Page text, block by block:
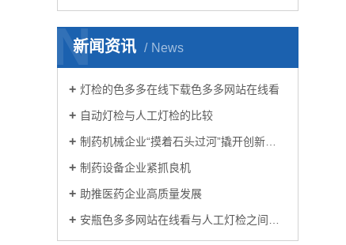
新闻资讯 News
N
灯检的色多多在线下载色多多网站在线看
自动灯检与人工灯检的比较
制药机械企业“摸着石头过河”撬开创新大门
制药设备企业紧抓良机
助推医药企业高质量发展
安瓶色多多网站在线看与人工灯检之间的“较量”